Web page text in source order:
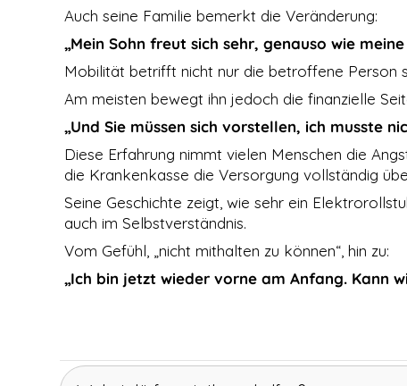
Auch seine Familie bemerkt die Veränderung:
„Mein Sohn freut sich sehr, genauso wie
Mobilität betrifft nicht nur die betroffene Person
Am meisten bewegt ihn jedoch die finanzielle
„Und Sie müssen sich vorstellen, ich musste
Diese Erfahrung nimmt vielen Menschen die
die Krankenkasse die Versorgung vollständig
Seine Geschichte zeigt, wie sehr ein
auch im Selbstverständnis.
Vom Gefühl, „nicht mithalten zu können“, hin zu:
„Ich bin jetzt wieder vorne am Anfang. Kann
der Website
Analysetool
Auswertung
Statistiken.
Analysetool
ist Google
DRITTANBIETER
EINBETTUNGEN
Derzeit
Embed. Google
Maps Karten und